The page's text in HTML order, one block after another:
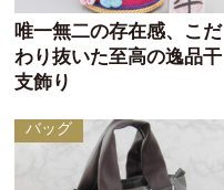
唯一無二の存在感、こだ
わり抜いた至高の逸品干
支飾り
バッグ